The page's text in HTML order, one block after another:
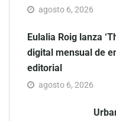
agosto 6, 2026
Eulalia Roig lanza
digital mensual de
editorial
agosto 6, 2026